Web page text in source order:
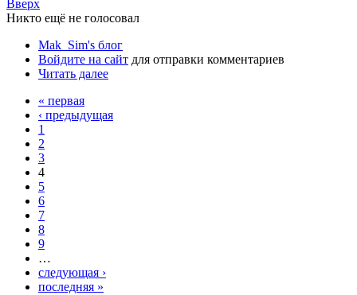
Вверх
Никто ещё не голосовал
Mak_Sim's блог
Войдите на сайт для отправки комментариев
Читать далее
« первая
‹ предыдущая
1
2
3
4
5
6
7
8
9
…
следующая ›
последняя »